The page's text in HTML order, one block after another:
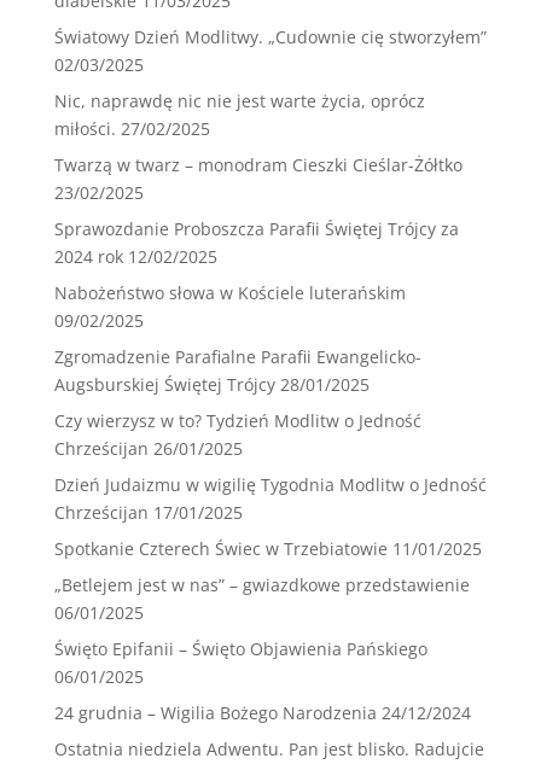
Światowy Dzień Modlitwy. „Cudownie cię stworzyłem”
02/03/2025
Nic, naprawdę nic nie jest warte życia, oprócz
miłości. 27/02/2025
Twarzą w twarz – monodram Cieszki Cieślar-Żółtko
23/02/2025
Sprawozdanie Proboszcza Parafii Świętej Trójcy za
2024 rok 12/02/2025
Nabożeństwo słowa w Kościele luterańskim
09/02/2025
Zgromadzenie Parafialne Parafii Ewangelicko-
Augsburskiej Świętej Trójcy 28/01/2025
Czy wierzysz w to? Tydzień Modlitw o Jedność
Chrześcijan 26/01/2025
Dzień Judaizmu w wigilię Tygodnia Modlitw o Jedność
Chrześcijan 17/01/2025
Spotkanie Czterech Świec w Trzebiatowie 11/01/2025
„Betlejem jest w nas” – gwiazdkowe przedstawienie
06/01/2025
Święto Epifanii – Święto Objawienia Pańskiego
06/01/2025
24 grudnia – Wigilia Bożego Narodzenia 24/12/2024
Ostatnia niedziela Adwentu. Pan jest blisko. Radujcie